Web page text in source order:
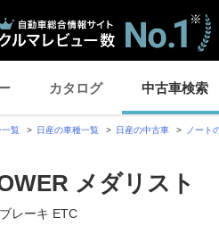
カタログ 中古車検索
一覧 日産の車種一覧 日産の中古車 ノート
メダリスト
レーキ ETC